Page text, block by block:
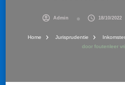
Admin 18/10/2022
Home Jurisprudentie
door foutenleer